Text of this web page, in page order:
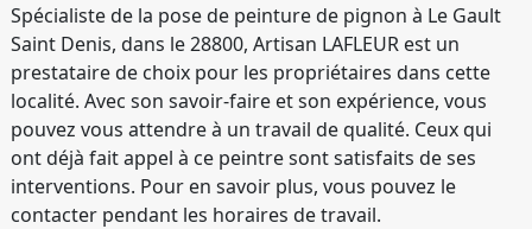
Spécialiste de la pose de peinture de pignon à Le Gault
Saint Denis, dans le 28800, Artisan LAFLEUR est un
prestataire de choix pour les propriétaires dans cette
localité. Avec son savoir-faire et son expérience, vous
pouvez vous attendre à un travail de qualité. Ceux qui
ont déjà fait appel à ce peintre sont satisfaits de ses
interventions. Pour en savoir plus, vous pouvez le
contacter pendant les horaires de travail.